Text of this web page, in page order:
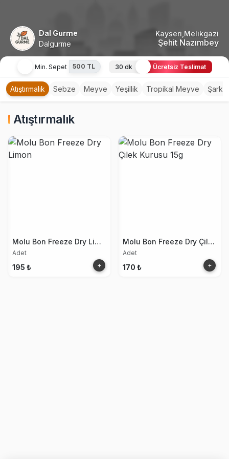
Dal Gurme
Dalgurme
Kayseri,Melikgazi
Şehit Nazımbey
Min. Sepet 500 TL 30 dk Ücretsiz Teslimat
Atıştırmalık Sebze Meyve Yeşillik Tropikal Meyve
Atıştırmalık
Molu Bon Freeze Dry Limon
Adet
195 ₺ +
Molu Bon Freeze Dry Çilek Kurusu 15g
Adet
170 ₺ +